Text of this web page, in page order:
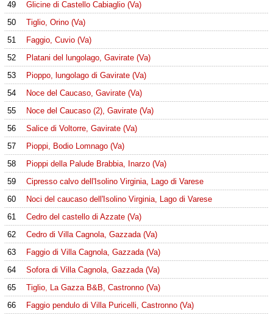
49
Glicine di Castello Cabiaglio (Va)
50
Tiglio, Orino (Va)
51
Faggio, Cuvio (Va)
52
Platani del lungolago, Gavirate (Va)
53
Pioppo, lungolago di Gavirate (Va)
54
Noce del Caucaso, Gavirate (Va)
55
Noce del Caucaso (2), Gavirate (Va)
56
Salice di Voltorre, Gavirate (Va)
57
Pioppi, Bodio Lomnago (Va)
58
Pioppi della Palude Brabbia, Inarzo (Va)
59
Cipresso calvo dell'Isolino Virginia, Lago di Varese
60
Noci del caucaso dell'Isolino Virginia, Lago di Varese
61
Cedro del castello di Azzate (Va)
62
Cedro di Villa Cagnola, Gazzada (Va)
63
Faggio di Villa Cagnola, Gazzada (Va)
64
Sofora di Villa Cagnola, Gazzada (Va)
65
Tiglio, La Gazza B&B, Castronno (Va)
66
Faggio pendulo di Villa Puricelli, Castronno (Va)